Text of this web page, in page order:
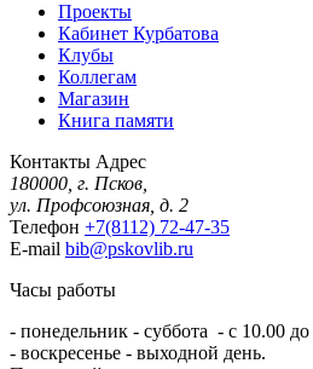
Проекты
Кабинет Курбатова
Клубы
Коллегам
Магазин
Книга памяти
Контакты Адрес
180000, г. Псков,
ул. Профсоюзная, д. 2
Телефон +7(8112) 72-47-35
E-mail bib@pskovlib.ru
Часы работы
- понедельник - суббота - с 10.00
- воскресенье - выходной день.